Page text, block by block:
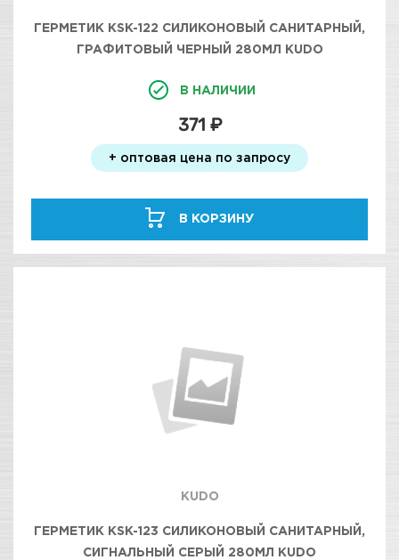
ГЕРМЕТИК KSK-122 СИЛИКОНОВЫЙ САНИТАРНЫЙ,
ГРАФИТОВЫЙ ЧЕРНЫЙ 280МЛ KUDO
В НАЛИЧИИ
371 ₽
+ оптовая цена по запросу
В КОРЗИНУ
KUDO
ГЕРМЕТИК KSK-123 СИЛИКОНОВЫЙ САНИТАРНЫЙ,
СИГНАЛЬНЫЙ СЕРЫЙ 280МЛ KUDO